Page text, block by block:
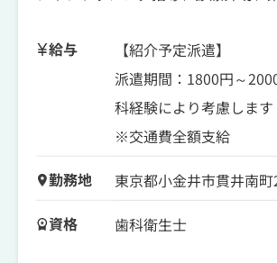
管理や、診療に必要な準備・片付け
ムで協力しながら進めるスタイルで
ひとりの生活に寄り添いながら、「
笑う」を支える歯科衛生士として社
今後さらにニーズの高まる訪問歯科
ルを活かしながらキャリアアップを
給与
【紹介予定派遣】
派遣期間：1800円～
科経験により考慮します
※交通費全額支給
勤務地
東京都小金井市貫井南
資格
歯科衛生士